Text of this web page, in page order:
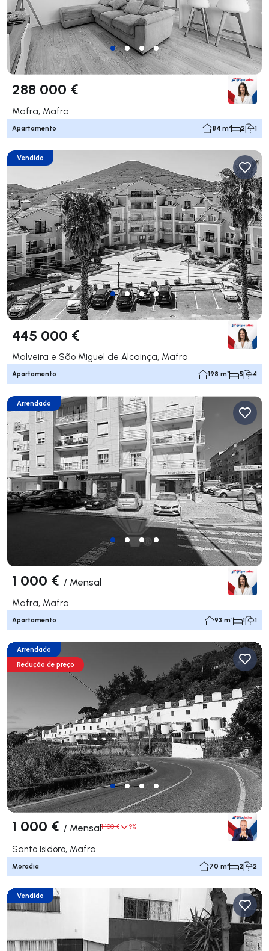
288 000 €
Mafra, Mafra
Apartamento 84 m² 2 1
Vendido
445 000 €
Malveira e São Miguel de Alcainça, Mafra
Apartamento 198 m² 5 4
Arrendado
1 000 € / Mensal
Mafra, Mafra
Apartamento 93 m² 1 1
Arrendado
Redução de preço
1 000 € / Mensal1 100 € 9%
Santo Isidoro, Mafra
Moradia 70 m² 2 2
Vendido